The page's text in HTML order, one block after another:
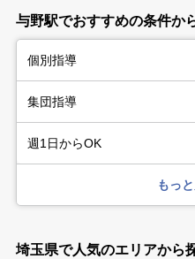
与野駅でおすすめの条件か
個別指導
集団指導
週1日からOK
もっ
埼玉県で人気のエリアから